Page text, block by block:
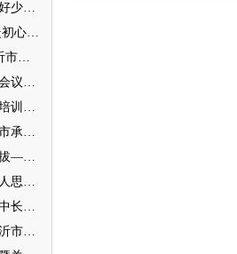
高举队旗跟党走，做新时代好少年—— 新沂市唐店第二小学六一文艺汇演圆满落幕
大美德育铸师魂 匠心育人暖初心 ——墨河中心小学第一期班主任培训活动圆满举行
守护生命 救在身边 ——新沂市新安小学一分校急救知识培训
2025年全市中小学德育工作会议召开
新沂市多部门联合开展校外培训机构专项整治行动
润心赋能，共育未来——我市承办徐州市“润心”行动暨家庭教育宣传周展示活动
对话高考改革与人才培养选拔——我与清北教授面对面
新沂市教育局2024年未成年人思想道德建设工作品牌——家校共育新活力“5A家庭教育陪跑行动”
第七届体育节中小学生冬季中长跑、跳绳比赛举行
共沐书香，畅游梦想——新沂市缔造完美教室名师工作室到唐店尚营小学捐赠图书